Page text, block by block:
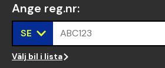
Ange reg.nr:
SE ABC123
Välj bil i lista